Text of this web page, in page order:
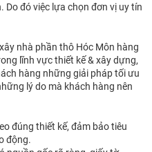
Do đó việc lựa chọn đơn vị uy tín
nhà phần thô Hóc Môn hàng
lĩnh vực thiết kế & xây dựng,
hàng những giải pháp tối ưu
lý do mà khách hàng nên
đúng thiết kế, đảm bảo tiêu
động.